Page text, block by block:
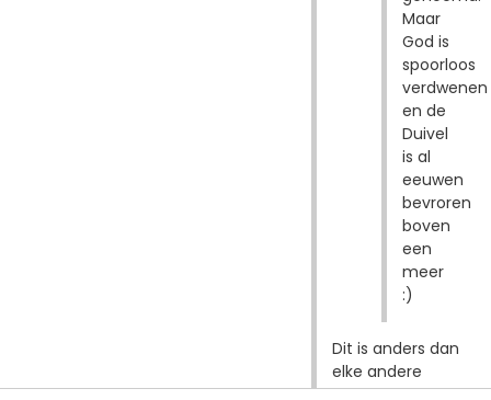
Maar
God is
spoorloos
verdwenen
en de
Duivel
is al
eeuwen
bevroren
boven
een
meer
:)
Dit is anders dan
elke andere
fantasy dat zich